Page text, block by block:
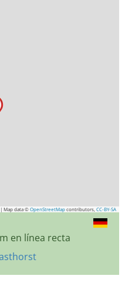
| Map data © OpenStreetMap contributors, CC-BY-SA
en línea recta